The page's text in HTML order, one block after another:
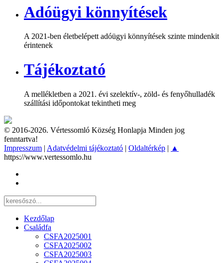
Adóügyi könnyítések
A 2021-ben életbelépett adóügyi könnyítések szinte mindenkit
érintenek
Tájékoztató
A mellékletben a 2021. évi szelektív-, zöld- és fenyőhulladék
szállítási időpontokat tekintheti meg
© 2016-2026. Vértessomló Község Honlapja Minden jog
fenntartva!
Impresszum | Adatvédelmi tájékoztató | Oldaltérkép | ▲
https://www.vertessomlo.hu
Kezdőlap
Családfa
CSFA2025001
CSFA2025002
CSFA2025003